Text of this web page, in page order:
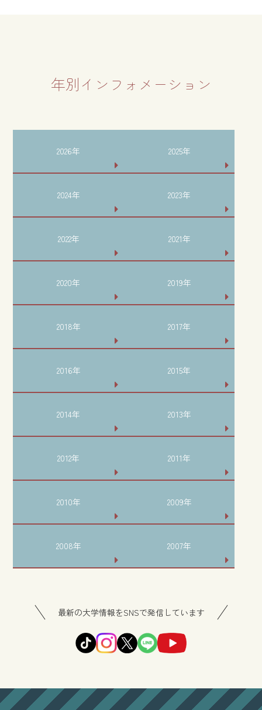
年別インフォメーション
2026年 2025年
2024年 2023年
2022年 2021年
2020年 2019年
2018年 2017年
2016年 2015年
2014年 2013年
2012年 2011年
2010年 2009年
2008年 2007年
最新の大学情報をSNSで発信しています